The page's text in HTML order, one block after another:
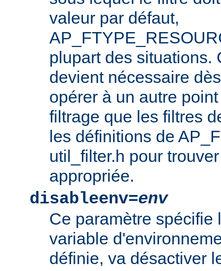
valeur par défaut,
plupart des situations.
devient nécessaire
opérer à un autre
filtrage que les filtres
les définitions de
util_filter.h pour
appropriée.
disableenv=env
Ce paramètre spécifie
variable
définie, va désactiver